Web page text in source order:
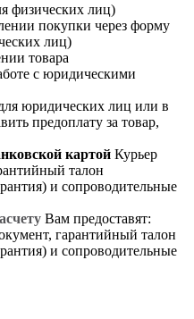
физических лиц)
покупки через форму
лиц)
товара
с юридическими
юридических лиц или в
предоплату за товар,
картой Курьер
талон
и сопроводительные
Вам предоставят:
гарантийный талон
и сопроводительные